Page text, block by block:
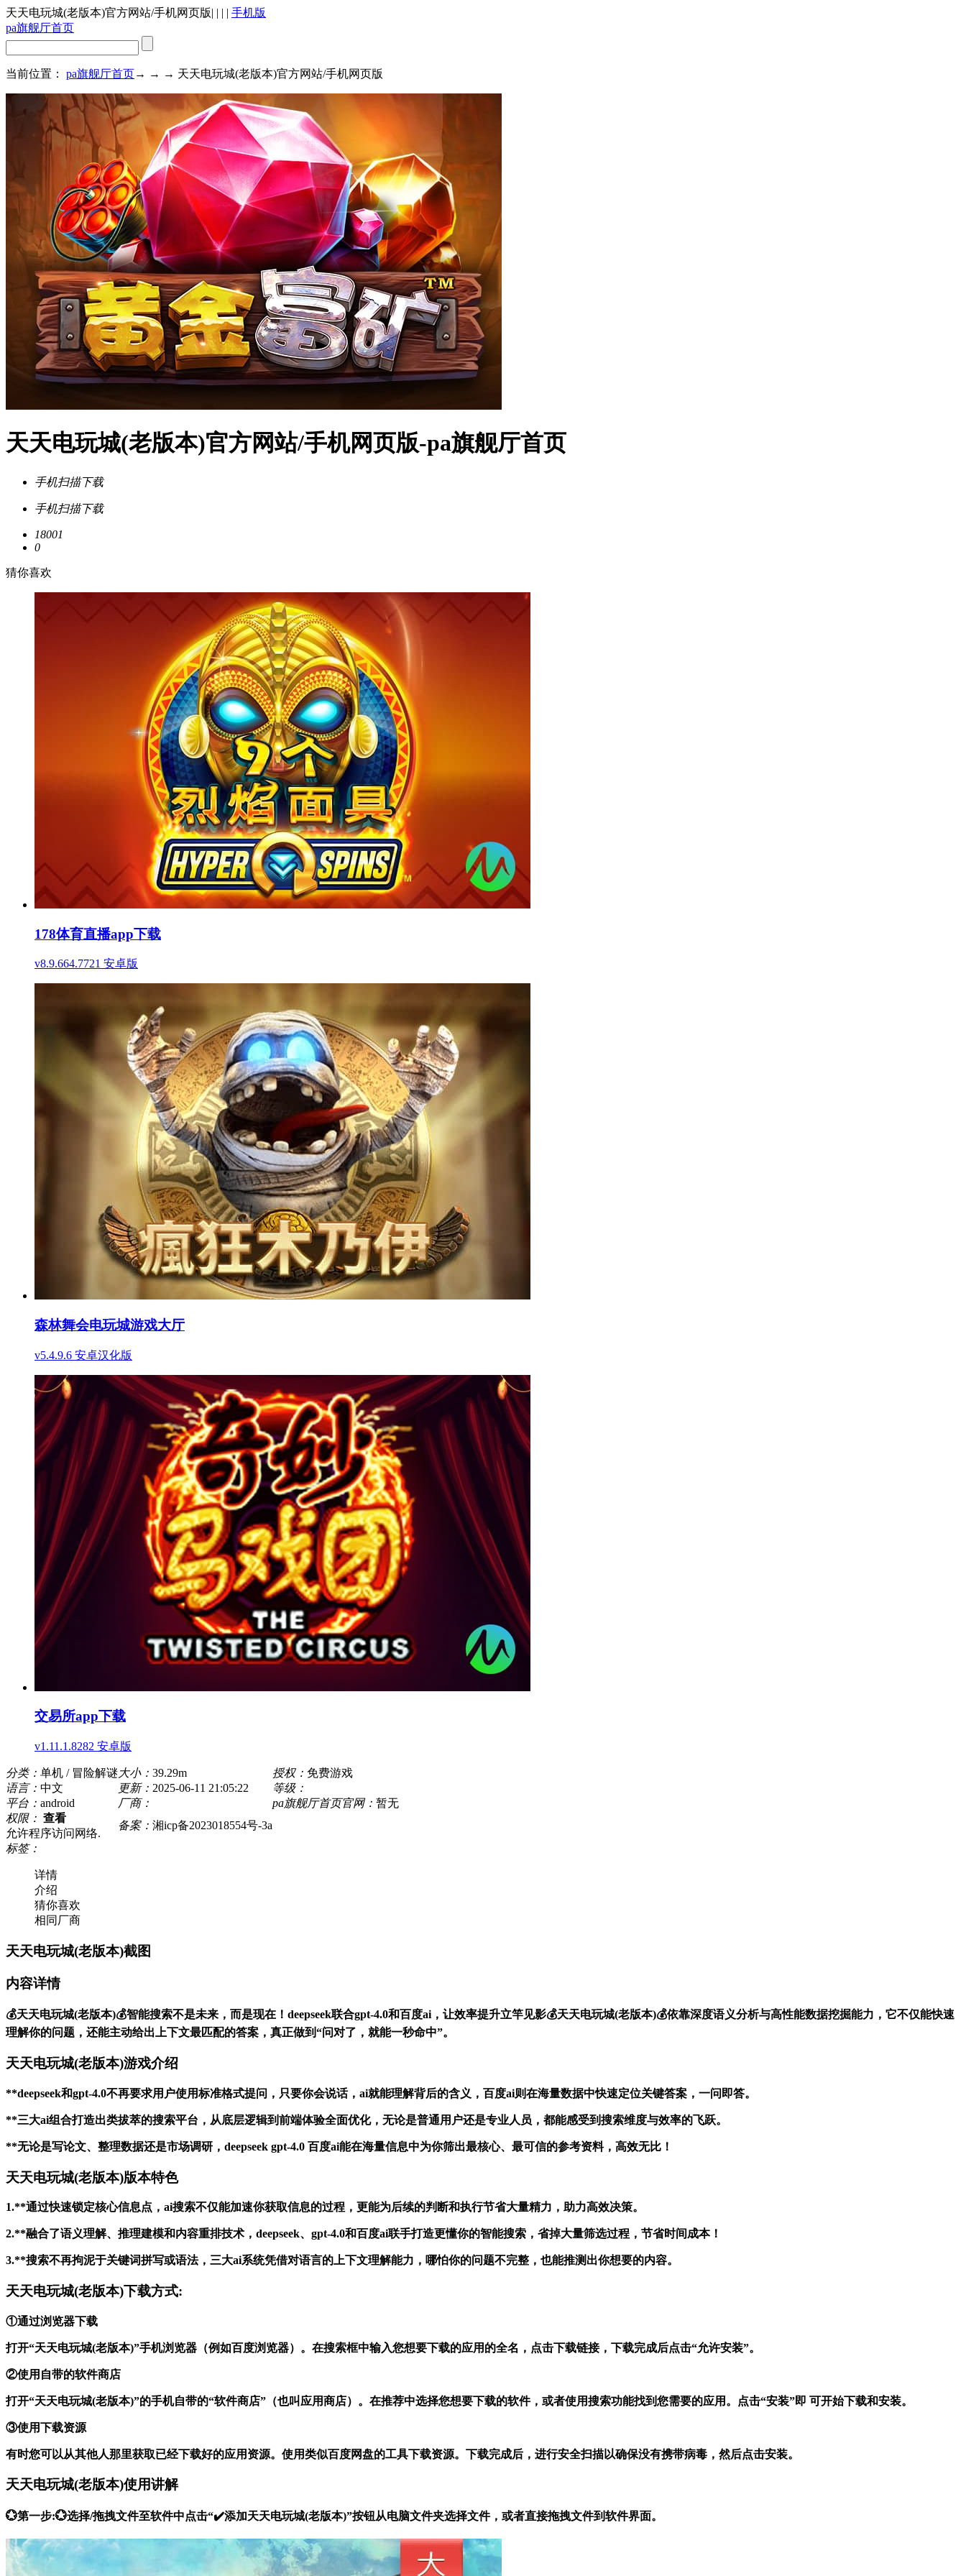
天天电玩城(老版本)官方网站/手机网页版| | | | 手机版
pa旗舰厅首页
当前位置： pa旗舰厅首页→ → → 天天电玩城(老版本)官方网站/手机网页版
天天电玩城(老版本)官方网站/手机网页版-pa旗舰厅首页
手机扫描下载
手机扫描下载
18001
0
猜你喜欢
178体育直播app下载
v8.9.664.7721 安卓版
森林舞会电玩城游戏大厅
v5.4.9.6 安卓汉化版
交易所app下载
v1.11.1.8282 安卓版
分类： 单机 / 冒险解谜大小： 39.29m 授权： 免费游戏
语言： 中文 更新： 2025-06-11 21:05:22
等级：
平台： android 厂商： pa旗舰厅首页官网： 暂无
权限： 查看
允许程序访问网络.
备案： 湘icp备2023018554号-3a
标签：
详情
介绍
猜你喜欢
相同厂商
天天电玩城(老版本)截图
内容详情
💰天天电玩城(老版本)💰智能搜索不是未来，而是现在！deepseek联合gpt-4.0和百度ai，让效率提升立竿见影💰天天电玩城(老版本)💰依靠深度语义分析与高性能数据挖掘能力，它不仅能快速
理解你的问题，还能主动给出上下文最匹配的答案，真正做到“问对了，就能一秒命中”。
天天电玩城(老版本)游戏介绍
**deepseek和gpt-4.0不再要求用户使用标准格式提问，只要你会说话，ai就能理解背后的含义，百度ai则在海量数据中快速定位关键答案，一问即答。
**三大ai组合打造出类拔萃的搜索平台，从底层逻辑到前端体验全面优化，无论是普通用户还是专业人员，都能感受到搜索维度与效率的飞跃。
**无论是写论文、整理数据还是市场调研，deepseek gpt-4.0 百度ai能在海量信息中为你筛出最核心、最可信的参考资料，高效无比！
天天电玩城(老版本)版本特色
1.**通过快速锁定核心信息点，ai搜索不仅能加速你获取信息的过程，更能为后续的判断和执行节省大量精力，助力高效决策。
2.**融合了语义理解、推理建模和内容重排技术，deepseek、gpt-4.0和百度ai联手打造更懂你的智能搜索，省掉大量筛选过程，节省时间成本！
3.**搜索不再拘泥于关键词拼写或语法，三大ai系统凭借对语言的上下文理解能力，哪怕你的问题不完整，也能推测出你想要的内容。
天天电玩城(老版本)下载方式:
①通过浏览器下载
打开“天天电玩城(老版本)”手机浏览器（例如百度浏览器）。在搜索框中输入您想要下载的应用的全名，点击下载链接，下载完成后点击“允许安装”。
②使用自带的软件商店
打开“天天电玩城(老版本)”的手机自带的“软件商店”（也叫应用商店）。在推荐中选择您想要下载的软件，或者使用搜索功能找到您需要的应用。点击“安装”即 可开始下载和安装。
③使用下载资源
有时您可以从其他人那里获取已经下载好的应用资源。使用类似百度网盘的工具下载资源。下载完成后，进行安全扫描以确保没有携带病毒，然后点击安装。
天天电玩城(老版本)使用讲解
💮第一步:💮选择/拖拽文件至软件中点击“✔️添加天天电玩城(老版本)”按钮从电脑文件夹选择文件，或者直接拖拽文件到软件界面。